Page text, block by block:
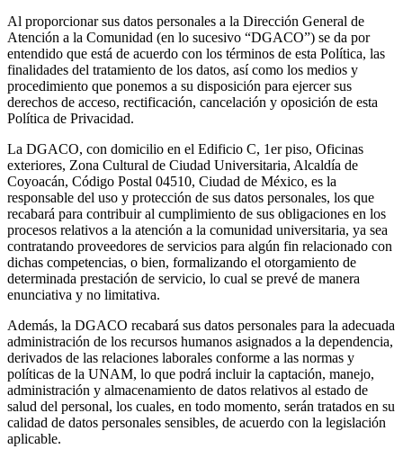
Al proporcionar sus datos personales a la Dirección General de
Atención a la Comunidad (en lo sucesivo “DGACO”) se da por
entendido que está de acuerdo con los términos de esta Política, las
finalidades del tratamiento de los datos, así como los medios y
procedimiento que ponemos a su disposición para ejercer sus
derechos de acceso, rectificación, cancelación y oposición de esta
Política de Privacidad.
La DGACO, con domicilio en el Edificio C, 1er piso, Oficinas
exteriores, Zona Cultural de Ciudad Universitaria, Alcaldía de
Coyoacán, Código Postal 04510, Ciudad de México, es la
responsable del uso y protección de sus datos personales, los que
recabará para contribuir al cumplimiento de sus obligaciones en los
procesos relativos a la atención a la comunidad universitaria, ya sea
contratando proveedores de servicios para algún fin relacionado con
dichas competencias, o bien, formalizando el otorgamiento de
determinada prestación de servicio, lo cual se prevé de manera
enunciativa y no limitativa.
Además, la DGACO recabará sus datos personales para la adecuada
administración de los recursos humanos asignados a la dependencia,
derivados de las relaciones laborales conforme a las normas y
políticas de la UNAM, lo que podrá incluir la captación, manejo,
administración y almacenamiento de datos relativos al estado de
salud del personal, los cuales, en todo momento, serán tratados en su
calidad de datos personales sensibles, de acuerdo con la legislación
aplicable.